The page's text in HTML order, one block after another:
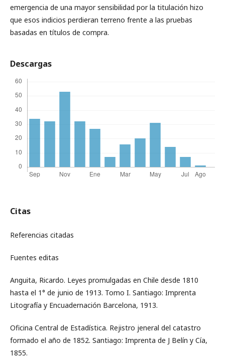
emergencia de una mayor sensibilidad por la titulación hizo
que esos indicios perdieran terreno frente a las pruebas
basadas en títulos de compra.
Descargas
Citas
Referencias citadas
Fuentes editas
Anguita, Ricardo. Leyes promulgadas en Chile desde 1810
hasta el 1° de junio de 1913. Tomo I. Santiago: Imprenta
Litografía y Encuadernación Barcelona, 1913.
Oficina Central de Estadística. Rejistro jeneral del catastro
formado el año de 1852. Santiago: Imprenta de J Belín y Cía,
1855.